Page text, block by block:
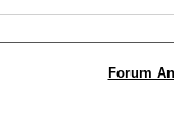
Forum